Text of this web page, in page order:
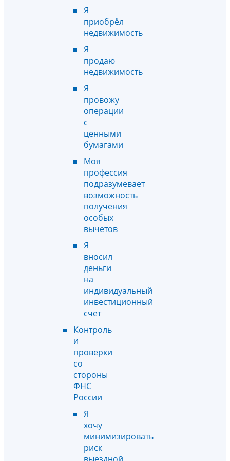
Я
приобрёл
недвижимость
Я
продаю
недвижимость
Я
провожу
операции
с
ценными
бумагами
Моя
профессия
подразумевает
возможность
получения
особых
вычетов
Я
вносил
деньги
на
индивидуальный
инвестиционный
счет
Контроль
и
проверки
со
стороны
ФНС
России
Я
хочу
минимизировать
риск